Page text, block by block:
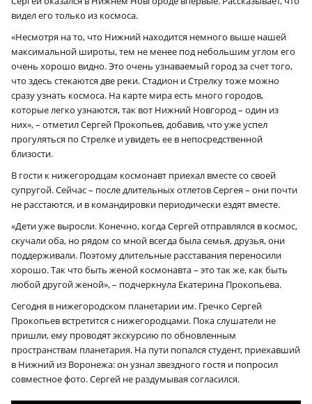
видел его только из космоса.
«Несмотря на то, что Нижний находится немного выше нашей
максимальной широты, тем не менее под небольшим углом его
очень хорошо видно. Это очень узнаваемый город за счет того,
что здесь стекаются две реки. Стадион и Стрелку тоже можно
сразу узнать космоса. На карте мира есть много городов,
которые легко узнаются, так вот Нижний Новгород – один из
них», – отметил Сергей Прокопьев, добавив, что уже успел
прогуляться по Стрелке и увидеть ее в непосредственной
близости.
В гости к нижегородцам космонавт приехал вместе со своей
супругой. Сейчас – после длительных отлетов Сергея – они почти
не расстаются, и в командировки периодически ездят вместе.
«Дети уже выросли. Конечно, когда Сергей отправлялся в космос,
скучали оба, но рядом со мной всегда была семья, друзья, они
поддерживали. Поэтому длительные расставания переносили
хорошо. Так что быть женой космонавта – это так же, как быть
любой другой женой», – подчеркнула Екатерина Прокопьева.
Сегодня в нижегородском планетарии им. Гречко Сергей
Прокопьев встретится с нижегородцами. Пока слушатели не
пришли, ему проводят экскурсию по обновленным
пространствам планетария. На пути попался студент, приехавший
в Нижний из Воронежа: он узнал звездного гостя и попросил
совместное фото. Сергей не раздумывая согласился.